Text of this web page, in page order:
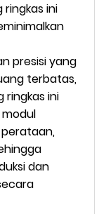
ini
presisi yang
terbatas,
ringkas ini
dan